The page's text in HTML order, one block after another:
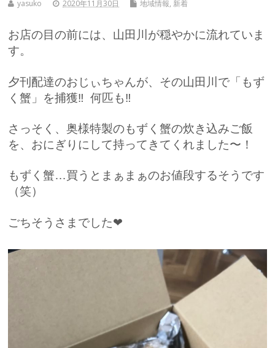
yasuko 2020年11月30日 地域情報, 新着
お店の目の前には、山田川が穏やかに流れていま
す。
夕刊配達のおじぃちゃんが、その山田川で「もず
く蟹」を捕獲‼︎ 何匹も‼︎
さっそく、奥様特製のもずく蟹の炊き込みご飯
を、おにぎりにして持ってきてくれました〜！
もずく蟹…買うとまぁまぁのお値段するそうです
（笑）
ごちそうさまでした❤︎